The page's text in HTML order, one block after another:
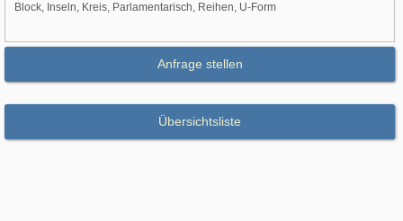
Block, Inseln, Kreis, Parlamentarisch, Reihen, U-Form
Anfrage stellen
Übersichtsliste